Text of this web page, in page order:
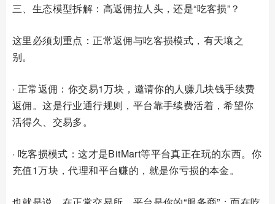
三、生态模型拆解：高返佣拉人头，还是“吃客损”？
这里必须划重点：正常返佣与吃客损模式，有天壤之
别。
· 正常返佣：你交易1万块，邀请你的人赚几块钱手续费
返佣。这是行业通行规则，平台靠手续费活着，希望你
活得久、交易多。
· 吃客损模式：这才是BitMart等平台真正在玩的东西。你
充值1万块，代理和平台赚的，就是你亏损的本金。